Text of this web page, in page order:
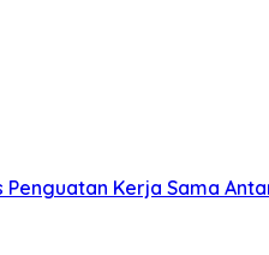
Penguatan Kerja Sama